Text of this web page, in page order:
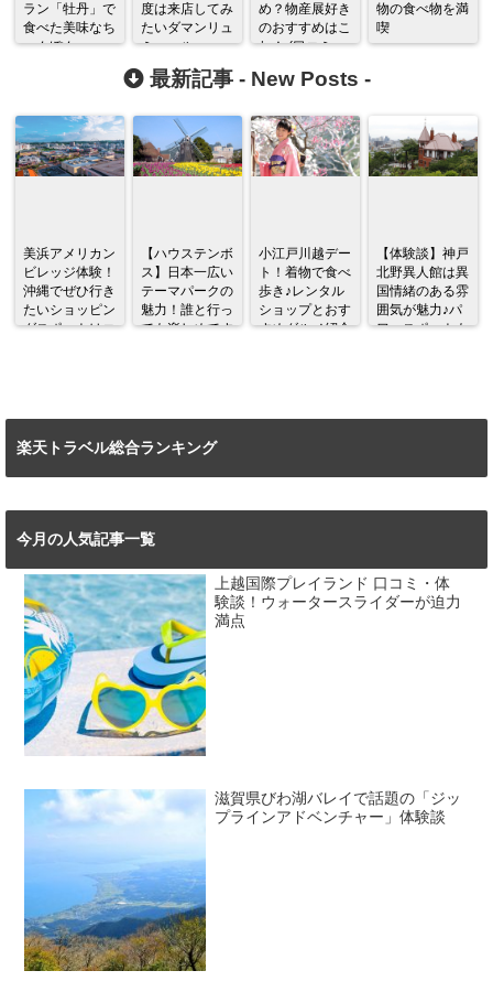
ラン「牡丹」で
食べた美味なち
ゃんぽん
度は来店してみ
たいダマンリュ
ミエール
め？物産展好き
のおすすめはこ
れ！ (口コミ・
物の食べ物を満
喫
最新記事 - New Posts -
美浜アメリカン
ビレッジ体験！
沖縄でぜひ行き
たいショッピン
グスポットはコ
【ハウステンボ
ス】日本一広い
テーマパークの
魅力！誰と行っ
ても楽しめてす
小江戸川越デー
ト！着物で食べ
歩き♪レンタル
ショップとおす
すめグルメ紹介
【体験談】神戸
北野異人館は異
国情緒のある雰
囲気が魅力♪パ
ワースポットも
楽天トラベル総合ランキング
今月の人気記事一覧
上越国際プレイランド 口コミ・体
験談！ウォータースライダーが迫力
満点
滋賀県びわ湖バレイで話題の「ジッ
プラインアドベンチャー」体験談